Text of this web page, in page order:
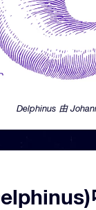
Delphinus 由